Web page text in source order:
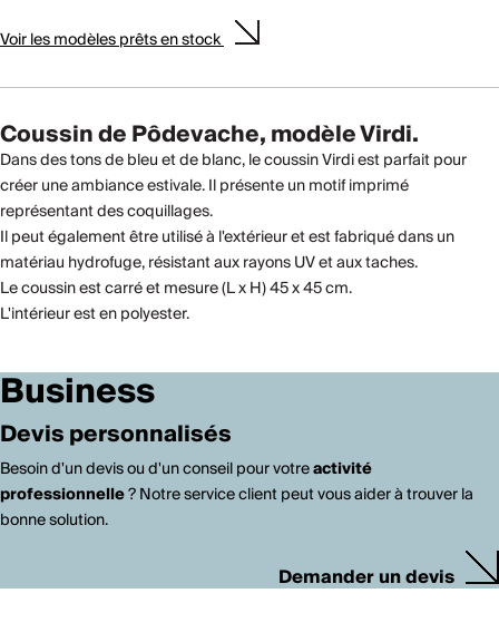
Voir les modèles prêts en stock
Coussin de Pôdevache, modèle Virdi.
Dans des tons de bleu et de blanc, le coussin Virdi est parfait pour
créer une ambiance estivale. Il présente un motif imprimé
représentant des coquillages.
Il peut également être utilisé à l'extérieur et est fabriqué dans un
matériau hydrofuge, résistant aux rayons UV et aux taches.
Le coussin est carré et mesure (L x H) 45 x 45 cm.
L'intérieur est en polyester.
Business
Devis personnalisés
Besoin d'un devis ou d'un conseil pour votreactivité
professionnelle? Notre service client peut vous aider à trouver la
bonne solution.
Demander un devis